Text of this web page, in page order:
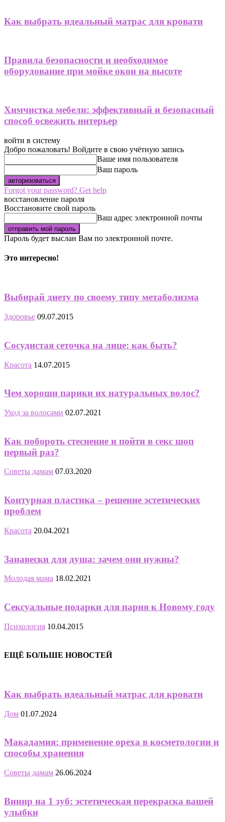
Как выбрать идеальный матрас для кровати
Правила безопасности и необходимое
оборудование при мойке окон на высоте
Химчистка мебели: эффективный и безопасный
способ освежить интерьер
войти в систему
Добро пожаловать! Войдите в свою учётную запись
Ваше имя пользователя
Ваш пароль
Forgot your password? Get help
восстановление пароля
Восстановите свой пароль
Ваш адрес электронной почты
Пароль будет выслан Вам по электронной почте.
Это интересно!
Выбирай диету по своему типу метаболизма
Здоровье 09.07.2015
Сосудистая сеточка на лице: как быть?
Красота 14.07.2015
Чем хороши парики их натуральных волос?
Уход за волосами 02.07.2021
Как побороть стеснение и пойти в секс шоп
первый раз?
Советы дамам 07.03.2020
Контурная пластика – решение эстетических
проблем
Красота 20.04.2021
Занавески для душа: зачем они нужны?
Молодая мама 18.02.2021
Сексуальные подарки для парня к Новому году
Психология 10.04.2015
ЕЩЁ БОЛЬШЕ НОВОСТЕЙ
Как выбрать идеальный матрас для кровати
Дом 01.07.2024
Макадамия: применение ореха в косметологии и
способы хранения
Советы дамам 26.06.2024
Винир на 1 зуб: эстетическая перекраска вашей
улыбки